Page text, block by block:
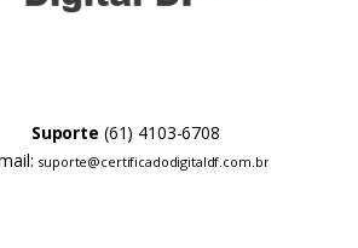
Suporte (61) 4103-6708
suporte@certificadodigitaldf.com.br